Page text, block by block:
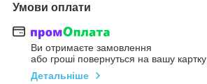
Умови оплати
Ви отримаєте замовлення
або гроші повернуться на вашу картку
Детальніше